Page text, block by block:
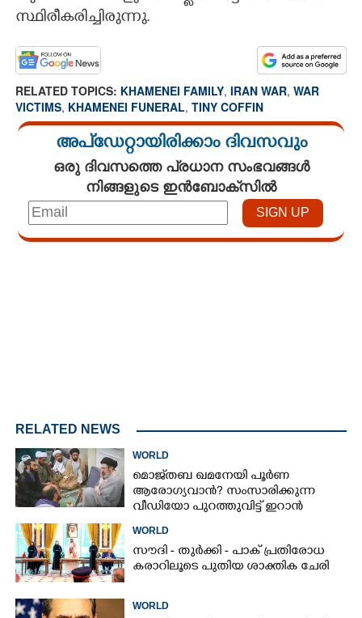
സ്ഥിരീകരിച്ചിരുന്നു.
RELATED TOPICS: KHAMENEI FAMILY, IRAN WAR, WAR
VICTIMS, KHAMENEI FUNERAL, TINY COFFIN
അപ്ഡേറ്റായിരിക്കാം ദിവസവും
ഒരു ദിവസത്തെ പ്രധാന സംഭവങ്ങൾ
നിങ്ങളുടെ ഇൻബോക്സിൽ
RELATED NEWS
WORLD
മൊജ്‌തബ ഖമനേയി പൂർണ
ആരോഗ്യവാൻ? സംസാരിക്കുന്ന
വീഡിയോ പുറത്തുവിട്ട് ഇറാൻ
WORLD
സൗദി - തുർക്കി - പാക് പ്രതിരോധ
കരാറിലൂടെ പുതിയ ശാക്തിക ചേരി
WORLD